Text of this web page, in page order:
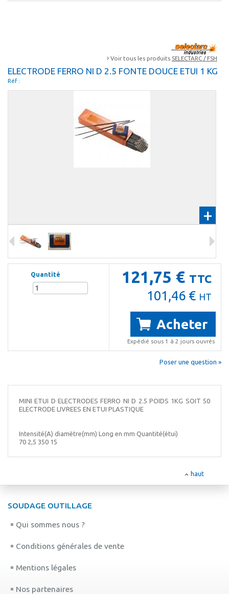
› Voir tous les produits SELECTARC / FSH
ELECTRODE FERRO NI D 2.5 FONTE DOUCE ETUI 1 KG
Réf :
+
121,75 € TTC
101,46 € HT
Acheter
Expédié sous 1 à 2 jours ouvrés
Quantité
Poser une question »
MINI ETUI D ELECTRODES FERRO NI D 2.5 POIDS 1KG SOIT 50
ELECTRODE LIVREES EN ETUI PLASTIQUE
Intensité(A) diamètre(mm) Long en mm Quantité(étui)
70 2,5 350 15
haut
SOUDAGE OUTILLAGE
Qui sommes nous ?
Conditions générales de vente
Mentions légales
Nos partenaires